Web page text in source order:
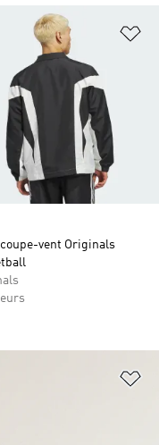
la Liste de produits
coupe-vent Originals